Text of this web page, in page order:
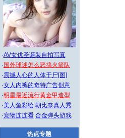
·AV女优圣诞装自拍写真
· 国外球迷怎么恶搞火箭队
·震撼人心的人体干尸[图]
·女人内裤的奇特广告创意
·明星最近流行黄金甲造型
·美人鱼彩绘 朝比奈真人秀
·宠物连连看 合金弹头游戏
热点专题